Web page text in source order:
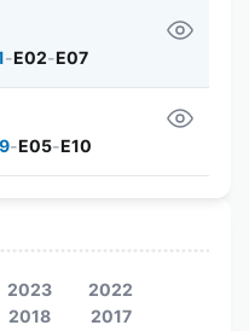
-E02-E07
-E05-E10
2023
2022
2018
2017